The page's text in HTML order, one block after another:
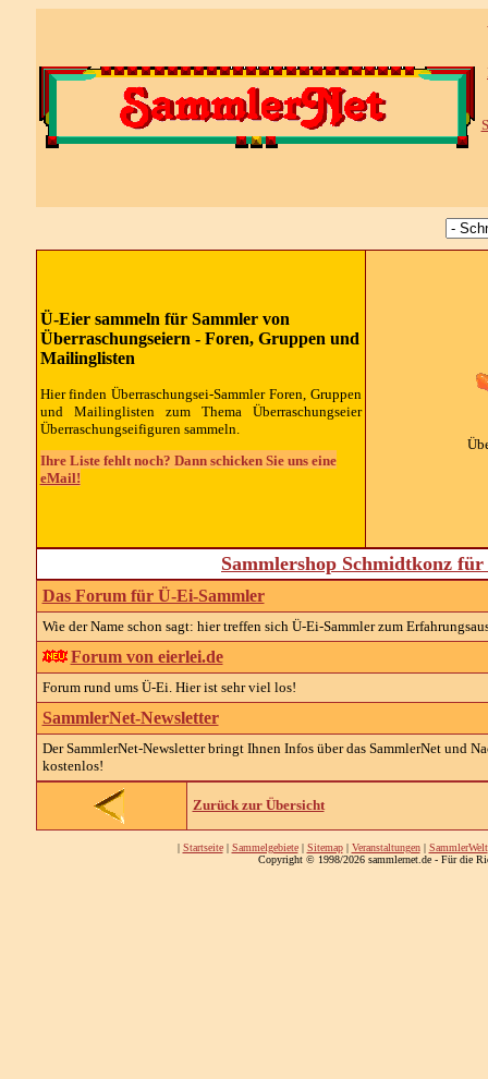
Ü-Eier sammeln für Sammler von
Überraschungseiern - Foren, Gruppen und
Mailinglisten
Hier finden Überraschungsei-Sammler Foren, Gruppen
und Mailinglisten zum Thema Überraschungseier
Überraschungseifiguren sammeln.
Ihre Liste fehlt noch? Dann schicken Sie uns eine
eMail!
Sammlershop Schmidtkonz
Das Forum für Ü-Ei-Sammler
Wie der Name schon sagt: hier treffen sich Ü-Ei-Sammler zum
Forum von eierlei.de
Forum rund ums Ü-Ei. Hier ist sehr viel los!
SammlerNet-Newsletter
Der SammlerNet-Newsletter bringt Ihnen Infos über das SammlerNet und
kostenlos!
Zurück zur Übersicht
| Startseite| Sammelgebiete| Sitemap| Veranstaltungen| SammlerWelt
Copyright © 1998/2026 sammlernet.de - Für die